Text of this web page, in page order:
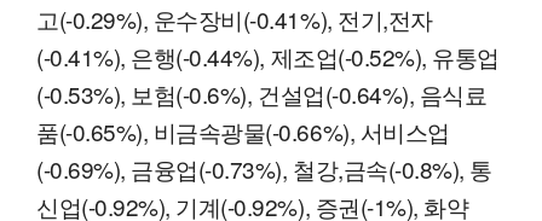
고(-0.29%), 운수장비(-0.41%), 전기,전자
(-0.41%), 은행(-0.44%), 제조업(-0.52%), 유통업
(-0.53%), 보험(-0.6%), 건설업(-0.64%), 음식료
품(-0.65%), 비금속광물(-0.66%), 서비스업
(-0.69%), 금융업(-0.73%), 철강,금속(-0.8%), 통
신업(-0.92%), 기계(-0.92%), 증권(-1%), 화약